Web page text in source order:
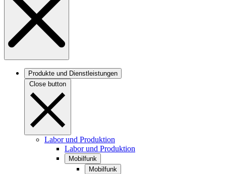
Produkte und Dienstleistungen
Close button
Labor und Produktion
Labor und Produktion
Mobilfunk
Mobilfunk